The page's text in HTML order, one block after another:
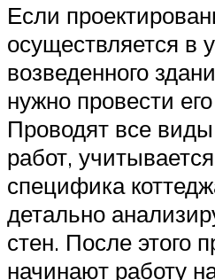
Если
осуществляется в
возведенного
нужно провести
Проводят все
работ,
специфика
детально
стен. После этого
начинают работу